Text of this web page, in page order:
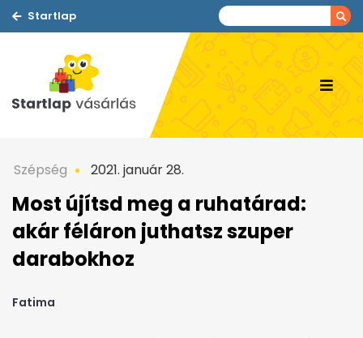
Startlap
Szépség 2021. január 28.
Most újítsd meg a ruhatárad:
akár féláron juthatsz szuper
darabokhoz
Fatima